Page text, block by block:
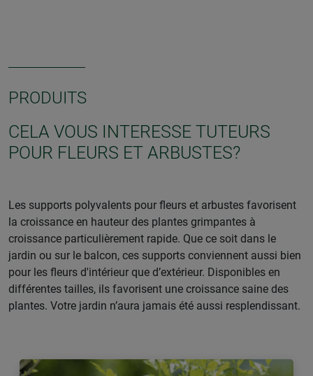
PRODUITS
CELA VOUS INTERESSE TUTEURS
POUR FLEURS ET ARBUSTES?
Les supports polyvalents pour fleurs et arbustes favorisent
la croissance en hauteur des plantes grimpantes à
croissance particulièrement rapide. Que ce soit dans le
jardin ou sur le balcon, ces supports conviennent aussi bien
pour les fleurs d'intérieur que d’extérieur. Disponibles en
différentes tailles, ils favorisent une croissance saine des
plantes. Votre jardin n’aura jamais été aussi resplendissant.